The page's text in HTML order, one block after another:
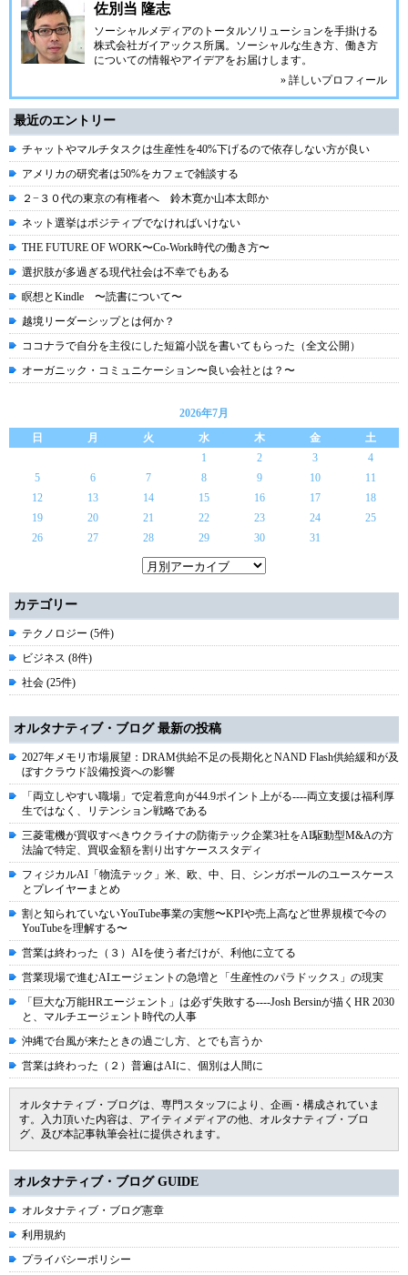
佐別当 隆志
ソーシャルメディアのトータルソリューションを手掛ける
株式会社ガイアックス所属。ソーシャルな生き方、働き方
についての情報やアイデアをお届けします。
» 詳しいプロフィール
最近のエントリー
チャットやマルチタスクは生産性を40%下げるので依存しない方が良い
アメリカの研究者は50%をカフェで雑談する
２−３０代の東京の有権者へ 鈴木寛か山本太郎か
ネット選挙はポジティブでなければいけない
THE FUTURE OF WORK〜Co-Work時代の働き方〜
選択肢が多過ぎる現代社会は不幸でもある
瞑想とKindle 〜読書について〜
越境リーダーシップとは何か？
ココナラで自分を主役にした短篇小説を書いてもらった（全文公開）
オーガニック・コミュニケーション〜良い会社とは？〜
2026年7月
日
月 火 水 木 金
土
1
2 3
4
5
6 7 8 9 10
11
12
13 14 15 16 17
18
19
20 21 22 23 24
25
26
27 28 29 30 31
カテゴリー
テクノロジー (5件)
ビジネス (8件)
社会 (25件)
オルタナティブ・ブログ 最新の投稿
2027年メモリ市場展望：DRAM供給不足の長期化とNAND Flash供給緩和が及
ぼすクラウド設備投資への影響
「両立しやすい職場」で定着意向が44.9ポイント上がる----両立支援は福利厚
生ではなく、リテンション戦略である
三菱電機が買収すべきウクライナの防衛テック企業3社をAI駆動型M&Aの方
法論で特定、買収金額を割り出すケーススタディ
フィジカルAI「物流テック」米、欧、中、日、シンガポールのユースケース
とプレイヤーまとめ
割と知られていないYouTube事業の実態〜KPIや売上高など世界規模で今の
YouTubeを理解する〜
営業は終わった（３）AIを使う者だけが、利他に立てる
営業現場で進むAIエージェントの急増と「生産性のパラドックス」の現実
「巨大な万能HRエージェント」は必ず失敗する----Josh Bersinが描くHR 2030
と、マルチエージェント時代の人事
沖縄で台風が来たときの過ごし方、とでも言うか
営業は終わった（２）普遍はAIに、個別は人間に
オルタナティブ・ブログは、専門スタッフにより、企画・構成されていま
す。入力頂いた内容は、アイティメディアの他、オルタナティブ・ブロ
グ、及び本記事執筆会社に提供されます。
オルタナティブ・ブログ GUIDE
オルタナティブ・ブログ憲章
利用規約
プライバシーポリシー